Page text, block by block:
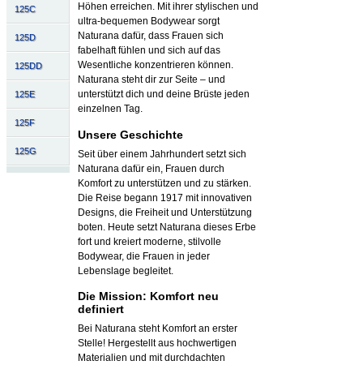
125C
125D
125DD
125E
125F
125G
Höhen erreichen. Mit ihrer stylischen und
ultra-bequemen Bodywear sorgt
Naturana dafür, dass Frauen sich
fabelhaft fühlen und sich auf das
Wesentliche konzentrieren können.
Naturana steht dir zur Seite – und
unterstützt dich und deine Brüste jeden
einzelnen Tag.
Unsere Geschichte
Seit über einem Jahrhundert setzt sich
Naturana dafür ein, Frauen durch
Komfort zu unterstützen und zu stärken.
Die Reise begann 1917 mit innovativen
Designs, die Freiheit und Unterstützung
boten. Heute setzt Naturana dieses Erbe
fort und kreiert moderne, stilvolle
Bodywear, die Frauen in jeder
Lebenslage begleitet.
Die Mission: Komfort neu
definiert
Bei Naturana steht Komfort an erster
Stelle! Hergestellt aus hochwertigen
Materialien und mit durchdachten